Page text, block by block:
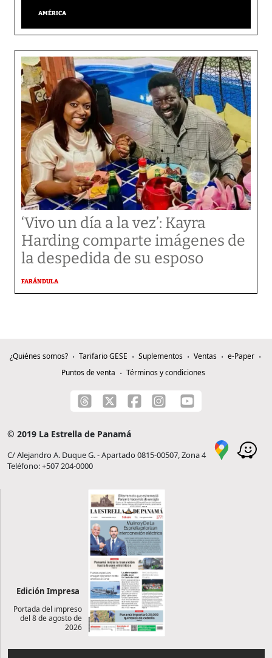
AMÉRICA
‘Vivo un día a la vez’: Kayra
Harding comparte imágenes de
la despedida de su esposo
FARÁNDULA
¿Quiénes somos? Tarifario GESE Suplementos Ventas
e-Paper
Puntos de venta
Términos y condiciones
© 2019 La Estrella de Panamá
C/ Alejandro A. Duque G. - Apartado 0815-00507, Zona 4
Teléfono: +507 204-0000
Edición Impresa
Portada del impreso
del 8 de agosto de
2026